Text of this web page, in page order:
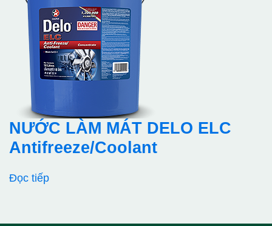
NƯỚC LÀM MÁT DELO ELC
Antifreeze/Coolant
Đọc tiếp